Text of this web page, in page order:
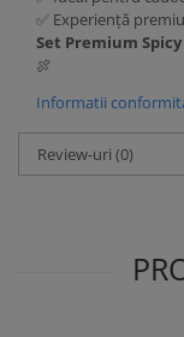
✅ Experiență
Set Premium Spicy
🍖
Informatii
Review-uri (0)